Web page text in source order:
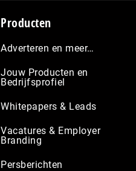
Producten
Adverteren en meer…
Jouw Producten en
Bedrijfsprofiel
Whitepapers & Leads
Vacatures & Employer
Branding
Persberichten